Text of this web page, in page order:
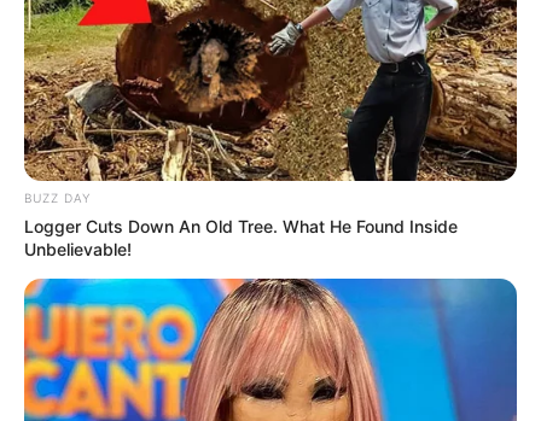
BUZZ DAY
Logger Cuts Down An Old Tree. What He Found Inside
Unbelievable!